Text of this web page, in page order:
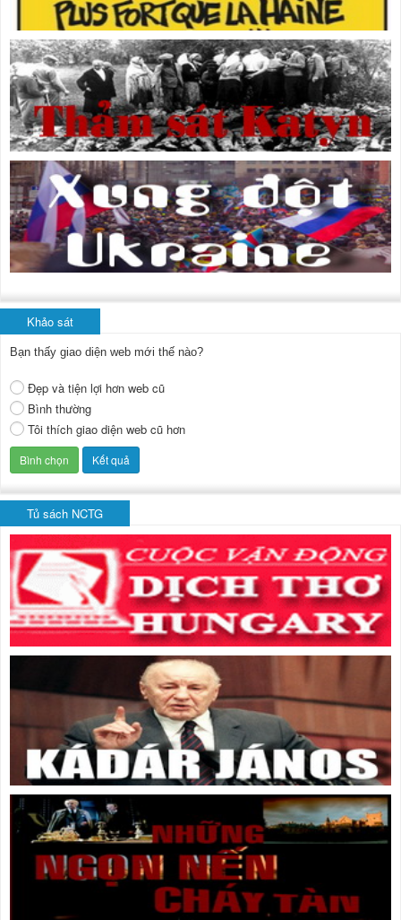
Khảo sát
Bạn thấy giao diện web mới thế nào?
Đẹp và tiện lợi hơn web cũ
Bình thường
Tôi thích giao diện web cũ hơn
Tủ sách NCTG